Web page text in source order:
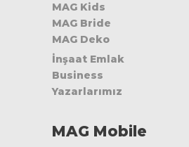
MAG Kids
MAG Bride
MAG Deko
İnşaat Emlak
Business
Yazarlarımız
MAG Mobile